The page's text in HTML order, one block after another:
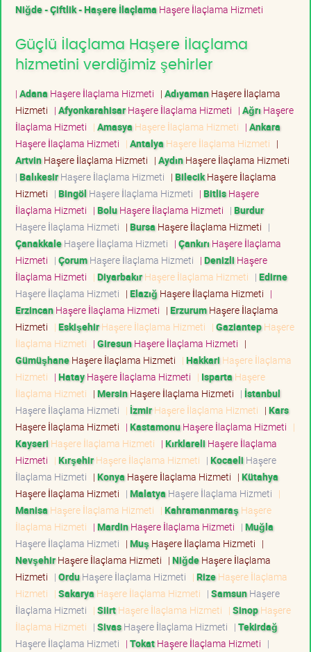
Niğde - Çiftlik - Haşere İlaçlama Haşere İlaçlama Hizmeti
Güçlü İlaçlama Haşere İlaçlama
hizmetini verdiğimiz şehirler
| Adana Haşere İlaçlama Hizmeti | AdıyamanHaşere İlaçlama
Hizmeti | AfyonkarahisarHaşere İlaçlama Hizmeti | Ağrı Haşere
İlaçlama Hizmeti | Amasya Haşere İlaçlama Hizmeti | Ankara
Haşere İlaçlama Hizmeti | Antalya Haşere İlaçlama Hizmeti |
ArtvinHaşere İlaçlama Hizmeti | AydınHaşere İlaçlama Hizmeti
| BalıkesirHaşere İlaçlama Hizmeti | BilecikHaşere İlaçlama
Hizmeti | Bingöl Haşere İlaçlama Hizmeti | BitlisHaşere
İlaçlama Hizmeti | BoluHaşere İlaçlama Hizmeti | Burdur
Haşere İlaçlama Hizmeti | Bursa Haşere İlaçlama Hizmeti |
ÇanakkaleHaşere İlaçlama Hizmeti | Çankırı Haşere İlaçlama
Hizmeti | ÇorumHaşere İlaçlama Hizmeti | Denizli Haşere
İlaçlama Hizmeti | DiyarbakırHaşere İlaçlama Hizmeti | Edirne
Haşere İlaçlama Hizmeti | Elazığ Haşere İlaçlama Hizmeti |
ErzincanHaşere İlaçlama Hizmeti | ErzurumHaşere İlaçlama
Hizmeti | EskişehirHaşere İlaçlama Hizmeti | GaziantepHaşere
İlaçlama Hizmeti | GiresunHaşere İlaçlama Hizmeti |
GümüşhaneHaşere İlaçlama Hizmeti | Hakkari Haşere İlaçlama
Hizmeti | HatayHaşere İlaçlama Hizmeti | Isparta Haşere
İlaçlama Hizmeti | MersinHaşere İlaçlama Hizmeti | İstanbul
Haşere İlaçlama Hizmeti | İzmirHaşere İlaçlama Hizmeti | Kars
Haşere İlaçlama Hizmeti | KastamonuHaşere İlaçlama Hizmeti |
Kayseri Haşere İlaçlama Hizmeti | Kırklareli Haşere İlaçlama
Hizmeti | KırşehirHaşere İlaçlama Hizmeti | Kocaeli Haşere
İlaçlama Hizmeti | Konya Haşere İlaçlama Hizmeti | Kütahya
Haşere İlaçlama Hizmeti | Malatya Haşere İlaçlama Hizmeti |
Manisa Haşere İlaçlama Hizmeti | Kahramanmaraş Haşere
İlaçlama Hizmeti | MardinHaşere İlaçlama Hizmeti | Muğla
Haşere İlaçlama Hizmeti | Muş Haşere İlaçlama Hizmeti |
NevşehirHaşere İlaçlama Hizmeti | NiğdeHaşere İlaçlama
Hizmeti | OrduHaşere İlaçlama Hizmeti | RizeHaşere İlaçlama
Hizmeti | Sakarya Haşere İlaçlama Hizmeti | SamsunHaşere
İlaçlama Hizmeti | SiirtHaşere İlaçlama Hizmeti | SinopHaşere
İlaçlama Hizmeti | SivasHaşere İlaçlama Hizmeti | Tekirdağ
Haşere İlaçlama Hizmeti | TokatHaşere İlaçlama Hizmeti |